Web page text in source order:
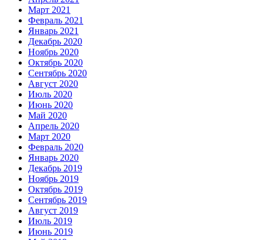
Март 2021
Февраль 2021
Январь 2021
Декабрь 2020
Ноябрь 2020
Октябрь 2020
Сентябрь 2020
Август 2020
Июль 2020
Июнь 2020
Май 2020
Апрель 2020
Март 2020
Февраль 2020
Январь 2020
Декабрь 2019
Ноябрь 2019
Октябрь 2019
Сентябрь 2019
Август 2019
Июль 2019
Июнь 2019